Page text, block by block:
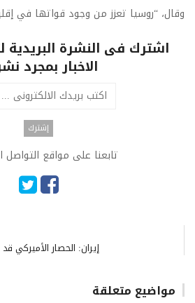
وقال، “روسيا تعزز من وجود قواتها في
اشترك فى النشرة
الاخبار بمجرد
تابعنا على مواقع التواصل
إيران: الحصار الأميركي
مواضيع متعلقة